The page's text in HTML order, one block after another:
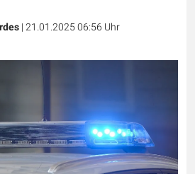
|21.01.2025 06:56 Uhr